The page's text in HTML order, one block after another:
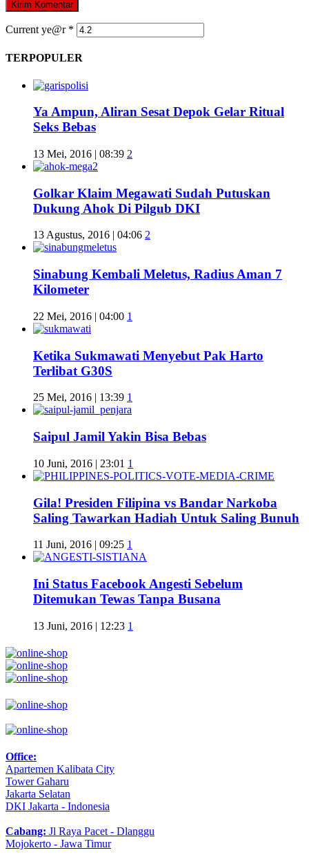
Current ye@r *
TERPOPULER
Ya Ampun, Aliran Sesat Depok Gelar Ritual
Seks Bebas
13 Mei, 2016 | 08:39 2
Golkar Klaim Megawati Sudah Putuskan
Dukung Ahok Di Pilgub DKI
13 Agustus, 2016 | 04:06 2
Sinabung Kembali Meletus, Radius Aman 7
Kilometer
22 Mei, 2016 | 04:00 1
Ketika Sukmawati Menyebut Pak Harto
Terlibat G30S
25 Mei, 2016 | 13:39 1
Saipul Jamil Yakin Bisa Bebas
10 Juni, 2016 | 23:01 1
Gila! Presiden Filipina vs Bandar Narkoba
Saling Tawarkan Hadiah Untuk Saling Bunuh
11 Juni, 2016 | 09:25 1
Ini Status Facebook Angesti Sebelum
Ditemukan Tewas Tanpa Busana
13 Juni, 2016 | 12:23 1
Office:
Apartemen Kalibata City
Tower Gaharu
Jakarta Selatan
DKI Jakarta - Indonesia
Cabang: Jl Raya Pacet - Dlanggu
Mojokerto - Jawa Timur